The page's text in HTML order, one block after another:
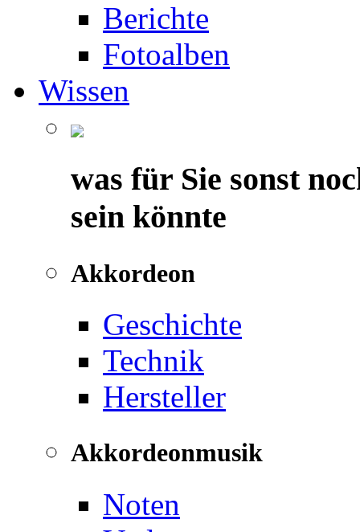
Berichte
Fotoalben
Wissen
was für Sie sonst
sein könnte
Akkordeon
Geschichte
Technik
Hersteller
Akkordeonmusik
Noten